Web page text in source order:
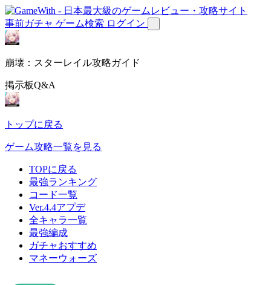
事前ガチャ ゲーム検索 ログイン
崩壊：スターレイル攻略ガイド
掲示板Q&A
トップに戻る
ゲーム攻略一覧を見る
TOPに戻る
最強ランキング
コード一覧
Ver.4.4アプデ
全キャラ一覧
最強編成
ガチャおすすめ
マネーウォーズ